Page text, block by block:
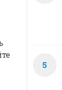
5